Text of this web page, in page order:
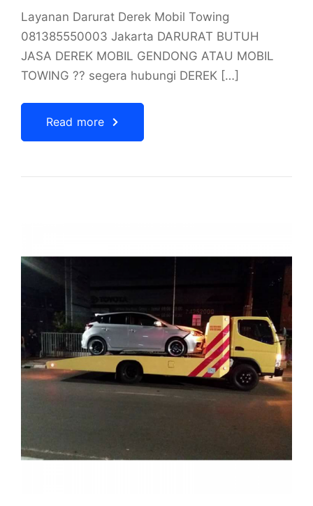
Layanan Darurat Derek Mobil Towing
081385550003 Jakarta DARURAT BUTUH
JASA DEREK MOBIL GENDONG ATAU MOBIL
TOWING ?? segera hubungi DEREK […]
Read more